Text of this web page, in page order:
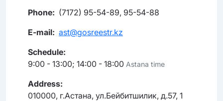
Phone: (7172) 95-54-89, 95-54-88
E-mail: ast@gosreestr.kz
Schedule:
9:00 - 13:00; 14:00 - 18:00 Astana time
Address:
010000, г.Астана, ул.Бейбитшилик, д.57, 1